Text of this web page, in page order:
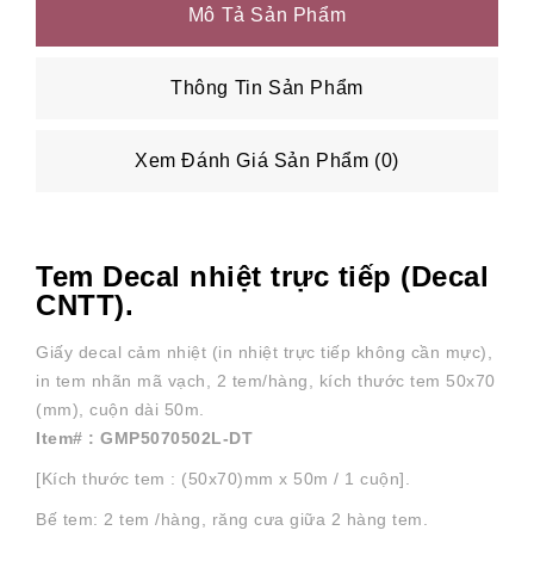
Mô Tả Sản Phẩm
Thông Tin Sản Phẩm
Xem Đánh Giá Sản Phẩm (0)
Tem Decal nhiệt trực tiếp (Decal
CNTT).
Giấy decal cảm nhiệt (in nhiệt trực tiếp không cần mực),
in tem nhãn mã vạch, 2 tem/hàng, kích thước tem 50x70
(mm), cuộn dài 50m.
Item# : GMP5070502L-DT
[Kích thước tem : (50x70)mm x 50m / 1 cuộn].
Bế tem: 2 tem /hàng, răng cưa giữa 2 hàng tem.